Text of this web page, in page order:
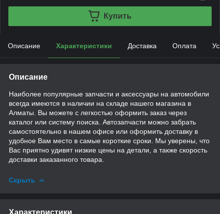
Купить
Описание Характеристики Доставка Оплата
Описание
Наиболее популярные запчасти и аксессуары на автомобили
всегда имеются в наличии на складе нашего магазина в
Алматы. Вы можете с легкостью оформить заказ через
каталог или систему поиска. Автозапчасти можно забрать
самостоятельно в нашем офисе или оформить доставку в
удобное Вам место в самые короткие сроки. Мы уверены, что
Вас приятно удивят низкие цены на детали, а также скорость
доставки заказанного товара.
Скрыть
Характеристики